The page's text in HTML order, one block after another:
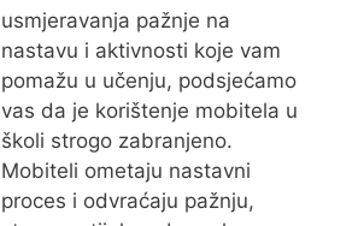
usmjeravanja pažnje na
nastavu i aktivnosti koje vam
pomažu u učenju, podsjećamo
vas da je korištenje mobitela u
školi strogo zabranjeno.
Mobiteli ometaju nastavni
proces i odvraćaju pažnju,